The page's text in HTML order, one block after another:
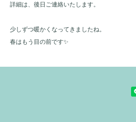
詳細は、後日ご連絡いたします。
少しずつ暖かくなってきましたね。
春はもう目の前です✨